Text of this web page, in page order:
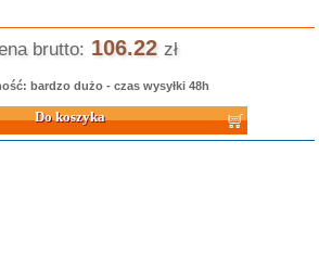
brutto: 106.22 zł
bardzo dużo - czas wysyłki 48h